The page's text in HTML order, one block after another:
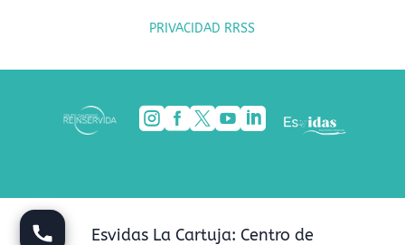
PRIVACIDAD RRSS
    
Esvidas La Cartuja: Centro de